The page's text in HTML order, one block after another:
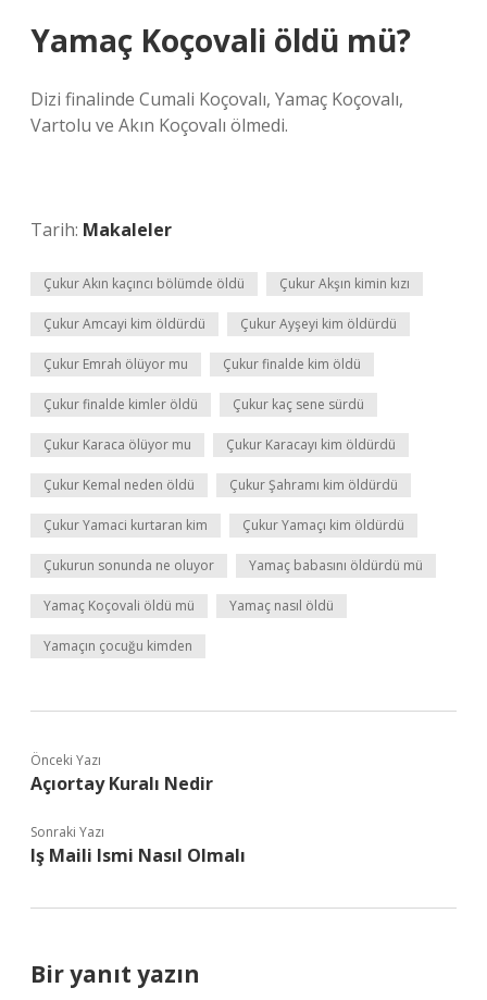
Yamaç Koçovali öldü mü?
Dizi finalinde Cumali Koçovalı, Yamaç Koçovalı,
Vartolu ve Akın Koçovalı ölmedi.
Tarih: Makaleler
Çukur Akın kaçıncı bölümde öldü Çukur Akşın kimin kızı
Çukur Amcayi kim öldürdü Çukur Ayşeyi kim öldürdü
Çukur Emrah ölüyor mu Çukur finalde kim öldü
Çukur finalde kimler öldü Çukur kaç sene sürdü
Çukur Karaca ölüyor mu Çukur Karacayı kim öldürdü
Çukur Kemal neden öldü Çukur Şahramı kim öldürdü
Çukur Yamaci kurtaran kim Çukur Yamaçı kim öldürdü
Çukurun sonunda ne oluyor Yamaç babasını öldürdü mü
Yamaç Koçovali öldü mü Yamaç nasıl öldü
Yamaçın çocuğu kimden
Önceki Yazı
Açıortay Kuralı Nedir
Sonraki Yazı
Iş Maili Ismi Nasıl Olmalı
Bir yanıt yazın